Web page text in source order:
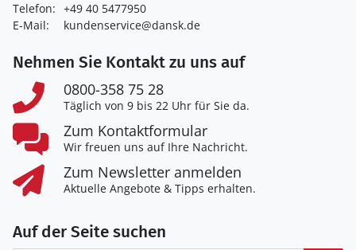
Telefon: +49 40 5477950
E-Mail:
kundenservice@dansk.de
Nehmen Sie Kontakt zu uns auf
0800-358 75 28
Täglich von 9 bis 22 Uhr für Sie da.
Zum Kontaktformular
Wir freuen uns auf Ihre Nachricht.
Zum Newsletter anmelden
Aktuelle Angebote & Tipps erhalten.
Auf der Seite suchen